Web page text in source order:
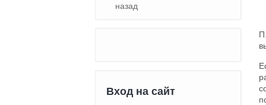
назад
Вход на сайт